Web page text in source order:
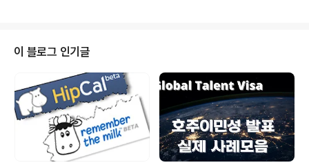
이 블로그 인기글